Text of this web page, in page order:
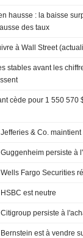
hausse : la baisse
des taux
à Wall Street
stables avant les
cède pour 1 550
FIRST SOLAR, INC. : Jefferies &
FIRST SOLAR, INC. : Guggenheim
FIRST SOLAR, INC. : Wells
FIRST SOLAR, INC. : HSBC est neutre
FIRST SOLAR, INC. : Citigroup persiste à
FIRST SOLAR, INC. : Bernstein est à